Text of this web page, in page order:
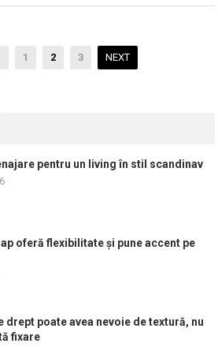
1 2 3 NEXT
pentru un living în stil scandinav
oferă flexibilitate și pune accent pe
drept poate avea nevoie de textură, nu
fixare